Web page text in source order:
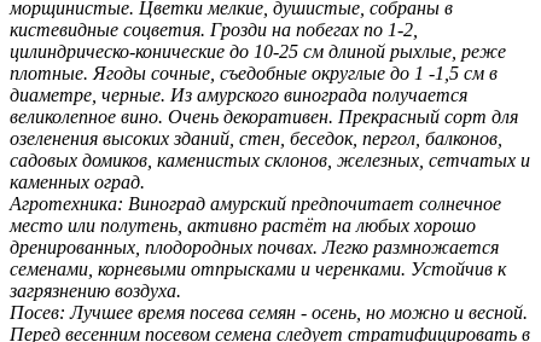
морщинистые. Цветки мелкие, душистые, собраны в
кистевидные соцветия. Грозди на побегах по 1-2,
цилиндрическо-конические до 10-25 см длиной рыхлые, реже
плотные. Ягоды сочные, съедобные округлые до 1 -1,5 см в
диаметре, черные. Из амурского винограда получается
великолепное вино. Очень декоративен. Прекрас­ный сорт для
озеленения высоких зданий, стен, беседок, пергол, балко­нов,
садовых домиков, каменистых склонов, железных, сетчатых и
ка­менных оград.
Агротехника: Виноград амурский предпочитает солнечное
место или полутень, активно растёт на любых хорошо
дренированных, плодород­ных почвах. Легко размножается
семенами, корневыми отпрысками и черенками. Устойчив к
загрязнению воздуха.
Посев: Лучшее время посева семян - осень, но можно и весной.
Перед весенним посевом семена следует стратифицировать в